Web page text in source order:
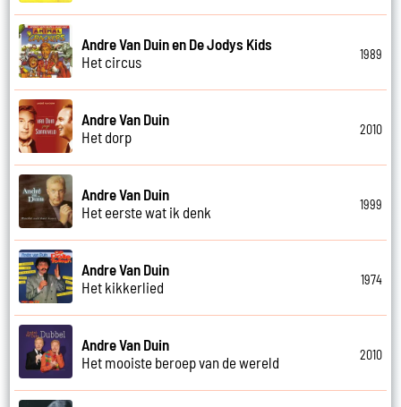
Andre Van Duin en De Jodys Kids
Het circus
1989
Andre Van Duin
Het dorp
2010
Andre Van Duin
Het eerste wat ik denk
1999
Andre Van Duin
Het kikkerlied
1974
Andre Van Duin
Het mooiste beroep van de wereld
2010